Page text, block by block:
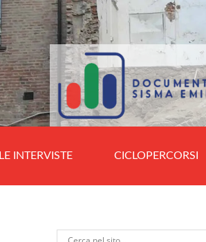
LE INTERVISTE CICLOPERCORSI